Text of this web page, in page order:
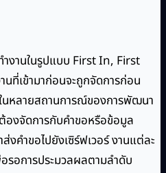
งานในรูปแบบ First In, First
ที่เข้ามาก่อนจะถูกจัดการก่อน
นหลายสถานการณ์ของการพัฒนา
องจัดการกับคำขอหรือข้อมูล
งคำขอไปยังเซิร์ฟเวอร์ งานแต่ละ
รอการประมวลผลตามลำดับ